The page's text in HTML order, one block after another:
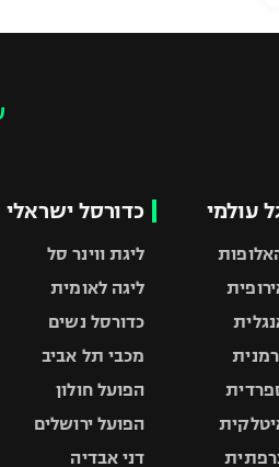
עולמי כדורסל ישראלי
ליגת ווינר סל
ליגה לאומית
כדורסל נשים
מכבי תל אביב
הפועל חולון
הפועל ירושלים
דני אבדיה